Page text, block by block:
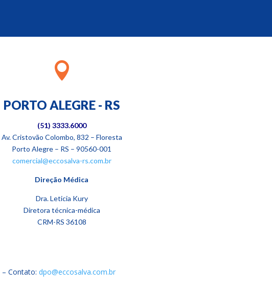

PORTO ALEGRE - RS
(51) 3333.6000
Av. Cristovão Colombo, 832 – Floresta
Porto Alegre – RS – 90560-001
comercial@eccosalva-rs.com.br
Direção Médica
Dra.Leticia Kury
Diretora técnica-médica
CRM-RS 36108
– Contato: dpo@eccosalva.com.br